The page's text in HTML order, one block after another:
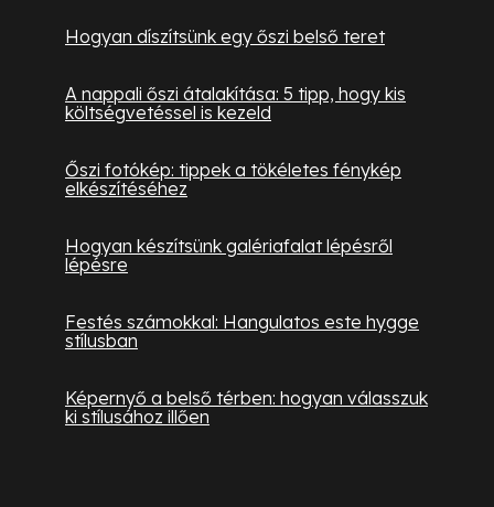
Hogyan díszítsünk egy őszi belső teret
A nappali őszi átalakítása: 5 tipp, hogy kis
költségvetéssel is kezeld
Őszi fotókép: tippek a tökéletes fénykép
elkészítéséhez
Hogyan készítsünk galériafalat lépésről
lépésre
Festés számokkal: Hangulatos este hygge
stílusban
Képernyő a belső térben: hogyan válasszuk
ki stílusához illően